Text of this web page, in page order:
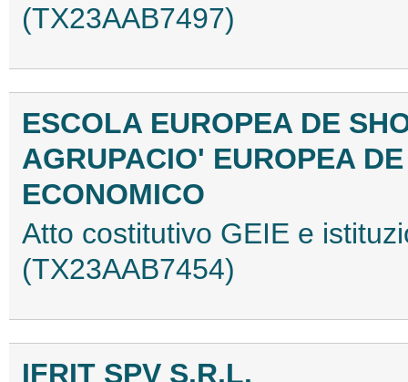
(TX23AAB7497)
ESCOLA EUROPEA DE
AGRUPACIO' EUROPEA
ECONOMICO
Atto costitutivo GEIE e
(TX23AAB7454)
IFRIT SPV S.R.L.